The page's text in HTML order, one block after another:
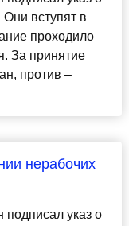
вступят в
проходило
За принятие
против –
нерабочих
указ о